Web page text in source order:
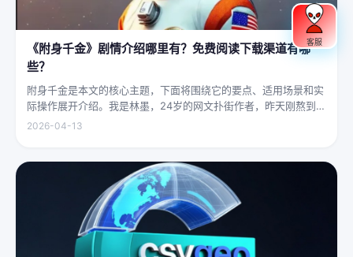
《附身千金》剧情介绍哪里有？免费阅读下载渠道有哪
些？
附身千金是本文的核心主题，下面将围绕它的要点、适用场景和实
际操作展开介绍。我是林墨，24岁的网文扑街作者，昨天刚熬到凌
晨四点赶完一本豪门甜宠文的大纲，揉着发酸的眼睛扑上床就睡，
2026-04-13
客服